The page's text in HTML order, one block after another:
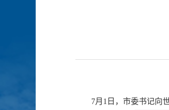
7月1日，市委书记向世